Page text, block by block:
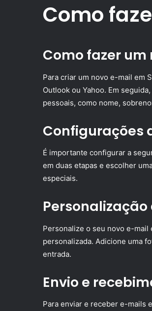
Como
Como fazer um
Para criar um novo e-mail em
Outlook ou Yahoo. Em
pessoais, como nome,
Configurações
É importante configurar a
em duas etapas e escolher
especiais.
Personalize o seu novo e-mail
personalizada. Adicione uma
entrada.
Envio e
Para enviar e receber e-mails